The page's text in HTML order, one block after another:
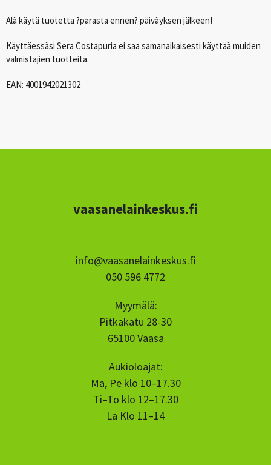
Alä käytä tuotetta ?parasta ennen? päiväyksen jälkeen!
Käyttäessäsi Sera Costapuria ei saa samanaikaisesti käyttää muiden
valmistajien tuotteita.
EAN: 4001942021302
vaasanelainkeskus.fi
info@vaasanelainkeskus.fi
050 596 4772
Myymälä:
Pitkäkatu 28-30
65100 Vaasa
Aukioloajat:
Ma, Pe klo 10–17.30
Ti–To klo 12–17.30
La Klo 11–14